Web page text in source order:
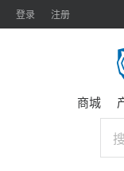
登录 注册
商城